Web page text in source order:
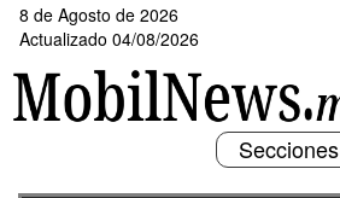
8 de Agosto de 2026
Actualizado 04/08/2026
Toggle
navigation
Secciones